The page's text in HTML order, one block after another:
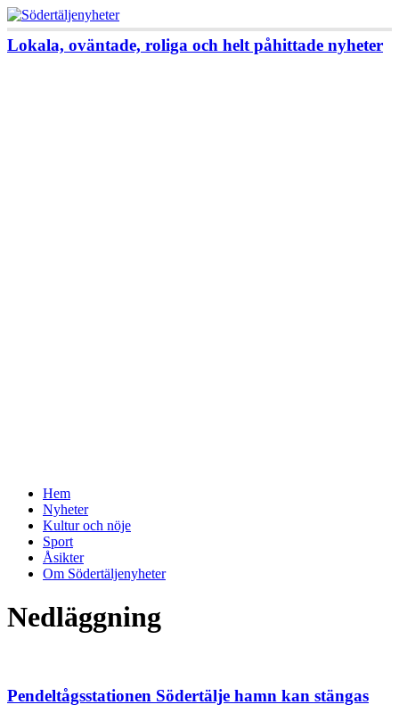
Lokala, oväntade, roliga och helt påhittade nyheter
Hem
Nyheter
Kultur och nöje
Sport
Åsikter
Om Södertäljenyheter
Nedläggning
Pendeltågsstationen Södertälje hamn kan stängas